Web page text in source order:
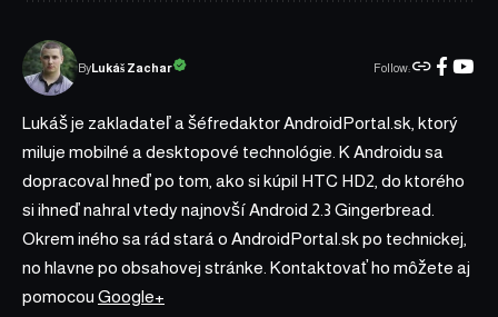
ByLukáš Zachar Follow:
Lukáš je zakladateľ a šéfredaktor AndroidPortal.sk, ktorý
miluje mobilné a desktopové technológie. K Androidu sa
dopracoval hneď po tom, ako si kúpil HTC HD2, do ktorého
si ihneď nahral vtedy najnovší Android 2.3 Gingerbread.
Okrem iného sa rád stará o AndroidPortal.sk po technickej,
no hlavne po obsahovej stránke. Kontaktovať ho môžete aj
pomocou Google+